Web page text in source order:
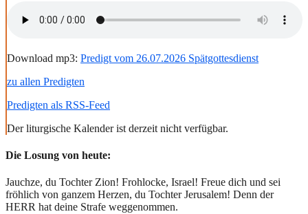
Download mp3: Predigt vom 26.07.2026 Spätgottesdienst
zu allen Predigten
Predigten als RSS-Feed
Der liturgische Kalender ist derzeit nicht verfügbar.
Die Losung von heute:
Jauchze, du Tochter Zion! Frohlocke, Israel! Freue dich und sei
fröhlich von ganzem Herzen, du Tochter Jerusalem! Denn der
HERR hat deine Strafe weggenommen.